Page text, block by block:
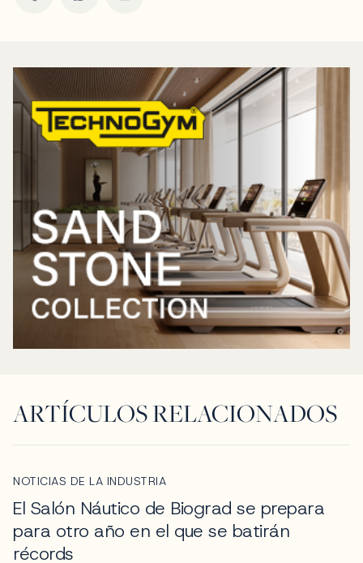
ARTÍCULOS RELACIONADOS
NOTICIAS DE LA INDUSTRIA
El Salón Náutico de Biograd se prepara
para otro año en el que se batirán
récords